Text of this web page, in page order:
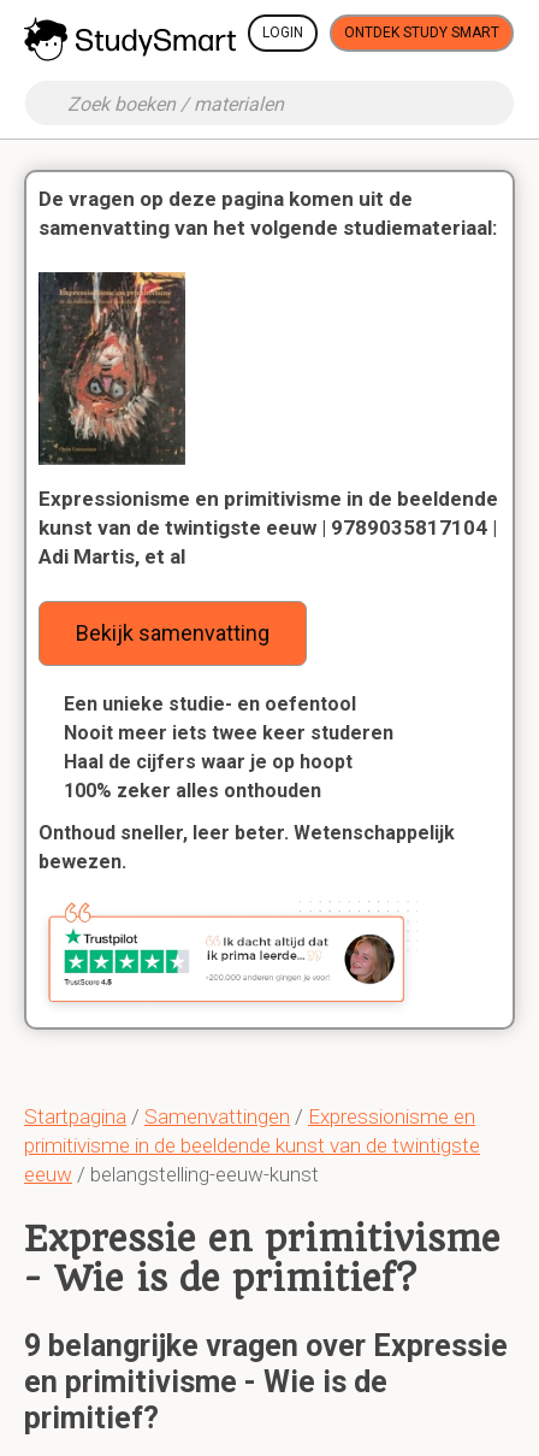
LOGIN ONTDEK STUDY SMART
Startpagina / Samenvattingen / Expressionisme en
primitivisme in de beeldende kunst van de twintigste
eeuw / belangstelling-eeuw-kunst
Expressie en primitivisme
- Wie is de primitief?
9 belangrijke vragen over Expressie
en primitivisme - Wie is de
primitief?
De vragen op deze pagina komen uit de
samenvatting van het volgende studiemateriaal:
Expressionisme en primitivisme in de beeldende
kunst van de twintigste eeuw | 9789035817104 |
Adi Martis, et al
Bekijk samenvatting
Een unieke studie- en oefentool
Nooit meer iets twee keer studeren
Haal de cijfers waar je op hoopt
100% zeker alles onthouden
Onthoud sneller, leer beter. Wetenschappelijk
bewezen.